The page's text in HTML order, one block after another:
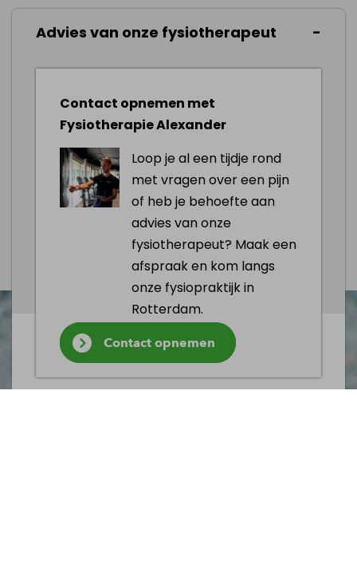
Rust: vermijd activiteiten die de duim
belasten
IJs: breng ijs aan om zwelling en pijn te
Spalk: draag een spalk om de duim te
immobiliseren en te laten genezen
Hogere positie: houd de hand omhoog
om zwelling te beperken
Advies van onze fysiotherapeut
Contact opnemen met
Fysiotherapie Alexander
Loop je al een tijdje rond
met vragen over een pijn
of heb je behoefte aan
advies van onze
fysiotherapeut? Maak een
afspraak en kom langs
onze fysiopraktijk in
Rotterdam.
Contact opnemen